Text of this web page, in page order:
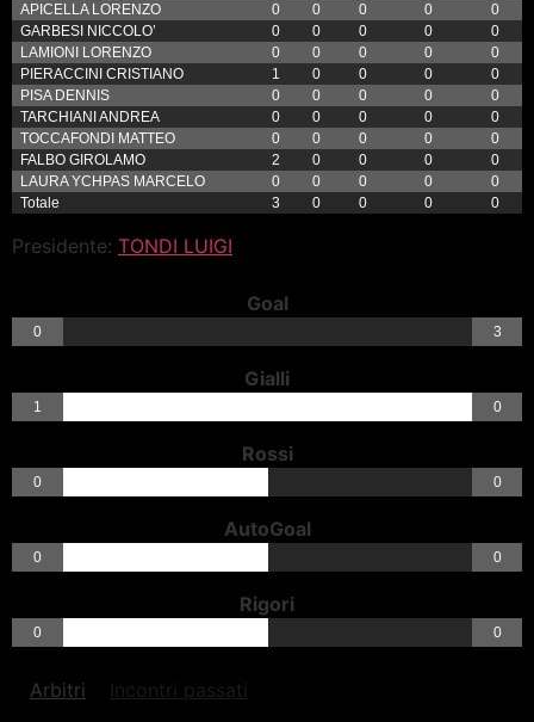
APICELLA LORENZO
0 0 0 0
0
GARBESI NICCOLO’
0 0 0 0
0
LAMIONI LORENZO
0 0 0 0
0
PIERACCINI CRISTIANO
1 0 0 0
0
PISA DENNIS
0 0 0 0
0
TARCHIANI ANDREA
0 0 0 0
0
TOCCAFONDI MATTEO
0 0 0 0
0
FALBO GIROLAMO
2 0 0 0
0
LAURA YCHPAS MARCELO
0 0 0 0
0
Totale
3 0 0 0 0
Presidente: TONDI LUIGI
Goal
0 3
Gialli
1 0
Rossi
0 0
AutoGoal
0 0
Rigori
0 0
Arbitri Incontri passati